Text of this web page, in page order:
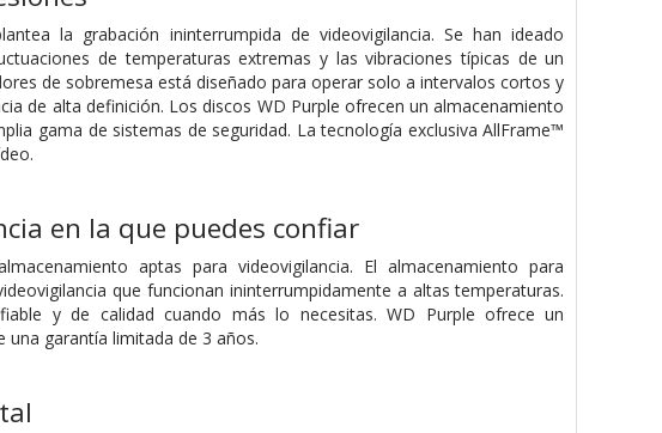
la grabación ininterrumpida de videovigilancia. Se han ideado
de temperaturas extremas y las vibraciones típicas de un
de sobremesa está diseñado para operar solo a intervalos cortos y
de alta definición. Los discos WD Purple ofrecen un almacenamiento
gama de sistemas de seguridad. La tecnología exclusiva AllFrame™
en la que puedes confiar
aptas para videovigilancia. El almacenamiento para
que funcionan ininterrumpidamente a altas temperaturas.
y de calidad cuando más lo necesitas. WD Purple ofrece un
garantía limitada de 3 años.